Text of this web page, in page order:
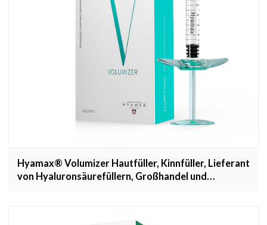
Hyamax® Volumizer Hautfüller, Kinnfüller, Lieferant
von Hyaluronsäurefüllern, Großhandel und